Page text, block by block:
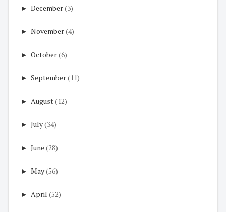
► December(3)
► November(4)
► October(6)
► September(11)
► August(12)
► July(34)
► June (28)
► May(56)
► April (52)